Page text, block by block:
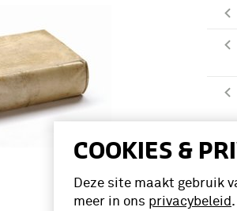
COOKIES &
Deze site maakt gebruik
meer in ons privacybeleid.